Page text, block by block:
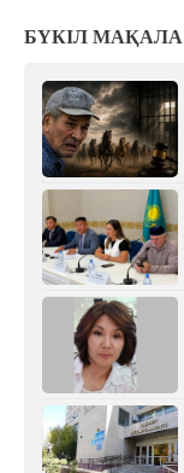
БҮКІЛ МАҚАЛА